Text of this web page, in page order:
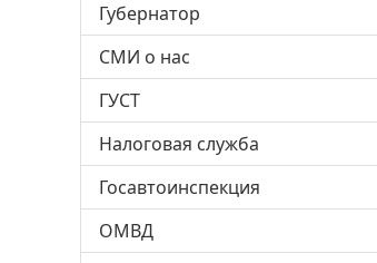
Губернатор
СМИ о нас
ГУСТ
Налоговая служба
Госавтоинспекция
ОМВД